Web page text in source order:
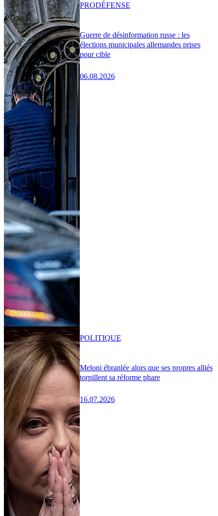
Guerre de désinformation russe : les
élections municipales allemandes prises
pour cible
06.08.2026
PRODÉFENSE
Meloni ébranlée alors que ses propres alliés
torpillent sa réforme phare
16.07.2026
POLITIQUE